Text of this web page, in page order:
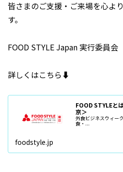
皆さまのご支援・ご来場を心よ
す。
FOOD STYLE Japan 実行委員会
詳しくはこちら⬇️
FOOD STYLEと
京＞
外食ビジネスウィー
食・...
foodstyle.jp